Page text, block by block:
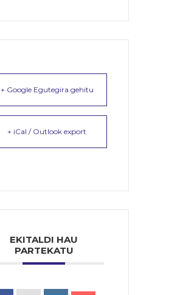
+ Google Egutegira gehitu
+ iCal / Outlook export
EKITALDI HAU
PARTEKATU